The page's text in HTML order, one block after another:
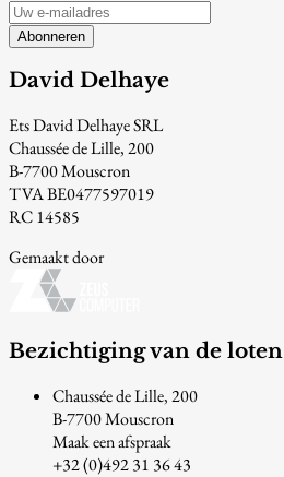
Abonneren
David Delhaye
Ets David Delhaye SRL
Chaussée de Lille, 200
B-7700 Mouscron
TVA BE0477597019
RC 14585
Gemaakt door
Bezichtiging van de loten
Chaussée de Lille, 200
B-7700 Mouscron
Maak een afspraak
+32 (0)492 31 36 43